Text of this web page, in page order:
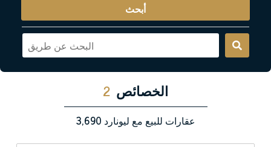
أبحث
2 الخصائص
3,690 عقارات للبيع مع ليونارد